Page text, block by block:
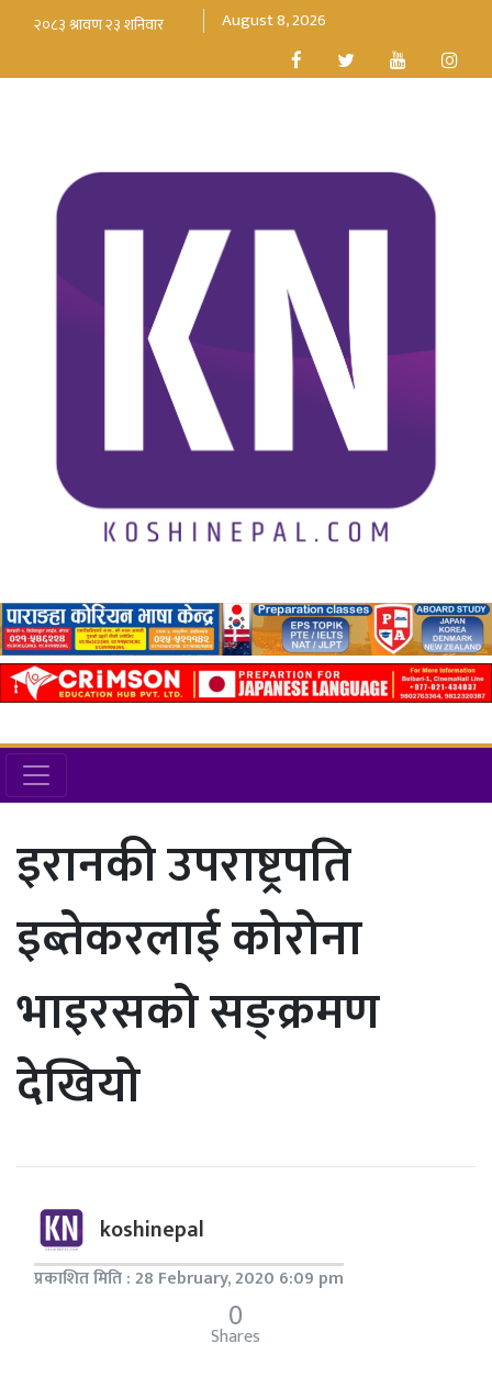
August 8, 2026
इरानकी उपराष्ट्रपति
इब्तेकरलाई कोरोना
भाइरसको सङ्क्रमण
देखियो
koshinepal
प्रकाशित मिति : 28 February, 2020 6:09 pm
0
Shares